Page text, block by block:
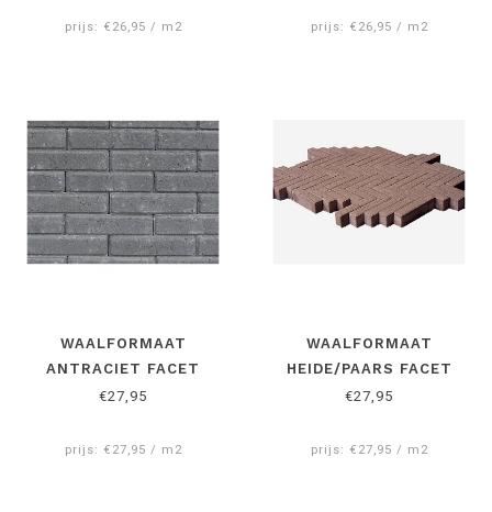
prijs: €26,95 / m2 prijs: €26,95 / m2
WAALFORMAAT
ANTRACIET FACET
20X5X7 CM
€27,95
prijs: €27,95 / m2
WAALFORMAAT
HEIDE/PAARS FACET
20X5X7 CM
€27,95
prijs: €27,95 / m2